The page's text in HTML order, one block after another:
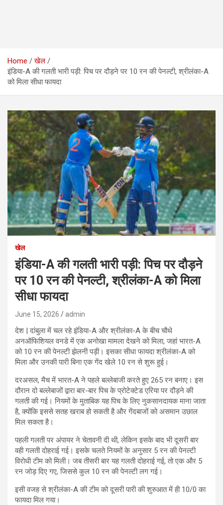
Home
खेल
इंडिया-A की गलती भारी पड़ी: पिच पर दौड़ने पर 10 रन की पेनल्टी, श्रीलंका-A
को मिला सीधा फायदा
खेल
इंडिया-A की गलती भारी पड़ी: पिच पर दौड़ने
पर 10 रन की पेनल्टी, श्रीलंका-A को मिला
सीधा फायदा
June 15, 2026 admin
देश | दांबुला में चल रहे इंडिया-A और श्रीलंका-A के बीच चौथे
अनऑफिशियल वनडे में एक अनोखा मामला देखने को मिला, जहां भारत-A
को 10 रन की पेनल्टी झेलनी पड़ी। इसका सीधा फायदा श्रीलंका-A को
मिला और उनकी पारी बिना एक गेंद खेले 10 रन से शुरू हुई।
दरअसल, मैच में भारत-A ने पहले बल्लेबाजी करते हुए 265 रन बनाए। इस
दौरान दो बल्लेबाजों द्वारा बार-बार पिच के प्रोटेक्टेड एरिया पर दौड़ने की
गलती की गई। नियमों के मुताबिक यह पिच के लिए नुकसानदायक माना जाता
है, क्योंकि इससे सतह खराब हो सकती है और गेंदबाजों को असमान उछाल
मिल सकता है।
पहली गलती पर अंपायर ने चेतावनी दी थी, लेकिन इसके बाद भी दूसरी बार
वही गलती दोहराई गई। इसके चलते नियमों के अनुसार 5 रन की पेनल्टी
विरोधी टीम को मिली। जब तीसरी बार यह गलती दोहराई गई, तो एक और 5
रन जोड़ दिए गए, जिससे कुल 10 रन की पेनल्टी लग गई।
इसी वजह से श्रीलंका-A की टीम को दूसरी पारी की शुरुआत में ही 10/0 का
फायदा मिल गया।